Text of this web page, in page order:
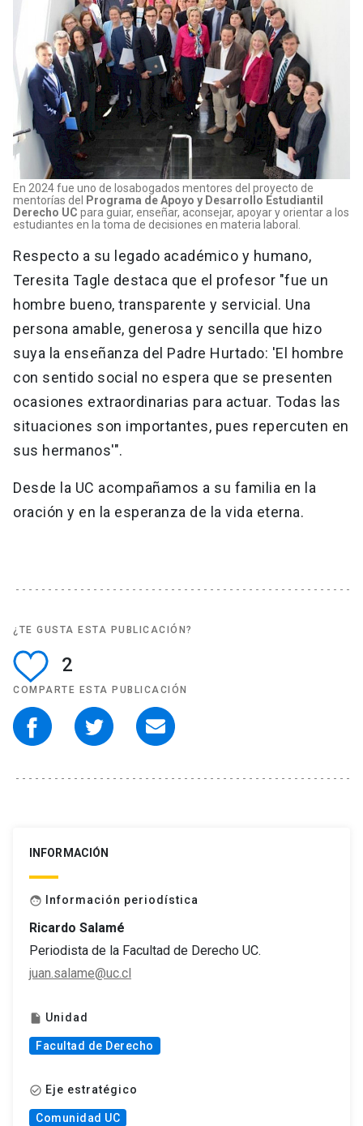
En 2024 fue uno de losabogados mentores del proyecto de
mentorías del
Programa de Apoyo y Desarrollo Estudiantil
Derecho UC para guiar, enseñar, aconsejar, apoyar y orientar a los
estudiantes en la toma de decisiones en materia laboral.
Respecto a su legado académico y humano,
Teresita Tagle destaca que el profesor "fue un
hombre bueno, transparente y servicial. Una
persona amable, generosa y sencilla que hizo
suya la enseñanza del Padre Hurtado: 'El hombre
con sentido social no espera que se presenten
ocasiones extraordinarias para actuar. Todas las
situaciones son importantes, pues repercuten en
sus hermanos'".
Desde la UC acompañamos a su familia en la
oración y en la esperanza de la vida eterna.
¿TE GUSTA ESTA PUBLICACIÓN?
2
COMPARTE ESTA PUBLICACIÓN
INFORMACIÓN
face Información periodística
Ricardo Salamé
Periodista de la Facultad de Derecho UC.
juan.salame@uc.cl
insert_drive_file Unidad
Facultad de Derecho
check_circle_outline Eje estratégico
Comunidad UC